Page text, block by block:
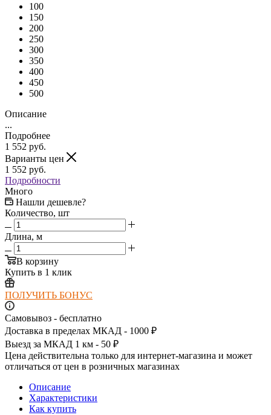
100
150
200
250
300
350
400
450
500
Описание
...
Подробнее
1 552 руб.
Варианты цен
1 552 руб.
Подробности
Много
Нашли дешевле?
Количество, шт
Длина, м
В корзину
Купить в 1 клик
ПОЛУЧИТЬ БОНУС
Самовывоз - бесплатно
Доставка в пределах МКАД - 1000 ₽
Выезд за МКАД 1 км - 50 ₽
Цена действительна только для интернет-магазина и может
отличаться от цен в розничных магазинах
Описание
Характеристики
Как купить